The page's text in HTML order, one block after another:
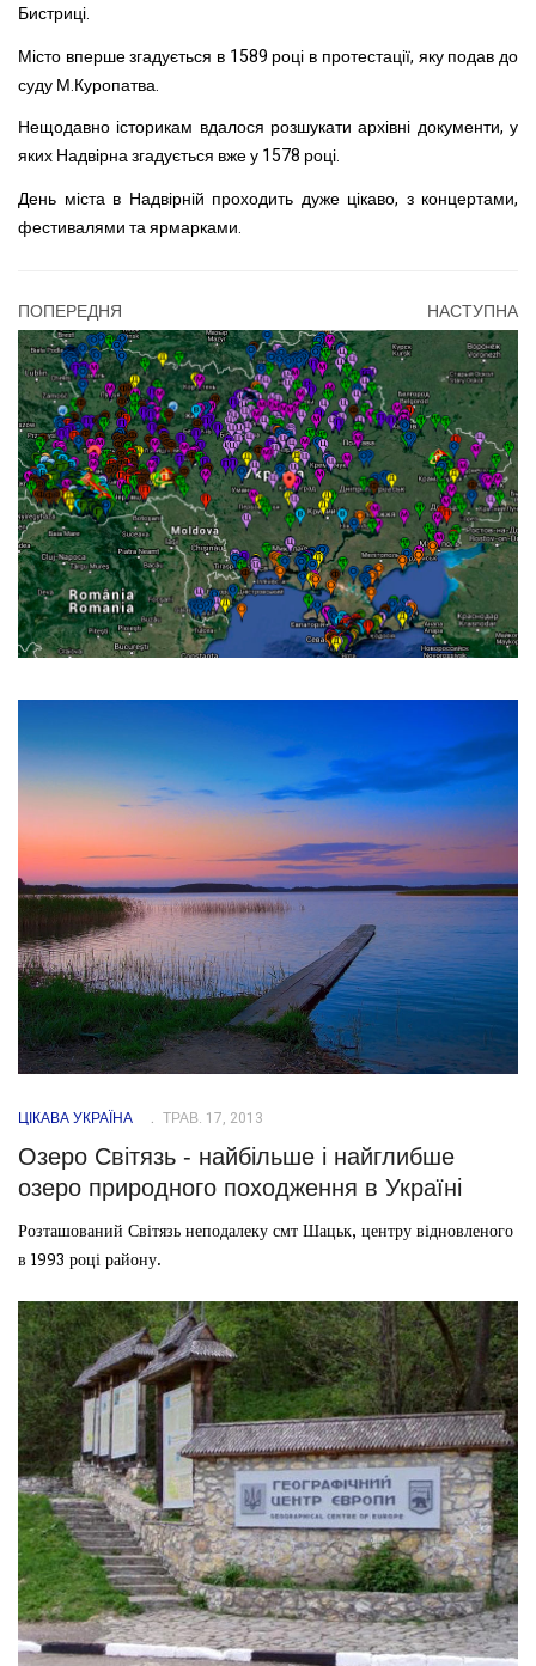
Бистриці.
Місто вперше згадується в 1589 році в протестації, яку подав до
суду М.Куропатва.
Нещодавно історикам вдалося розшукати архівні документи, у
яких Надвірна згадується вже у 1578 році.
День міста в Надвірній проходить дуже цікаво, з концертами,
фестивалями та ярмарками.
ПОПЕРЕДНЯ НАСТУПНА
ЦІКАВА УКРАЇНА ТРАВ. 17, 2013
Озеро Світязь - найбільше і найглибше
озеро природного походження в Україні
Розташований Світязь неподалеку смт Шацьк, центру відновленого
в 1993 році району.